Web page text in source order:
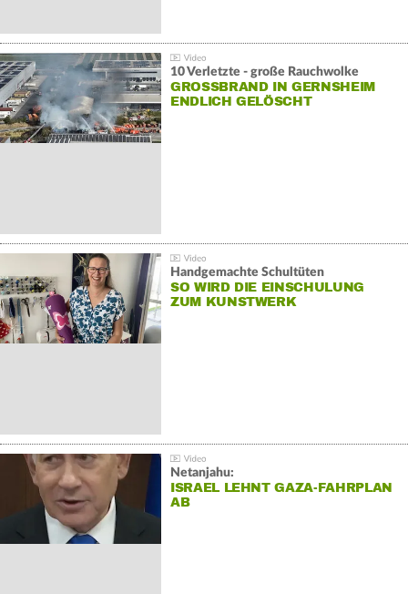
10 Verletzte - große Rauchwolke
GROSSBRAND IN GERNSHEIM E
NDLICH GELÖSCHT
Handgemachte Schultüten
SO WIRD DIE EINSCHULUNG
ZUM KUNSTWERK
Netanjahu:
ISRAEL LEHNT GAZA-FAHRPLAN
AB